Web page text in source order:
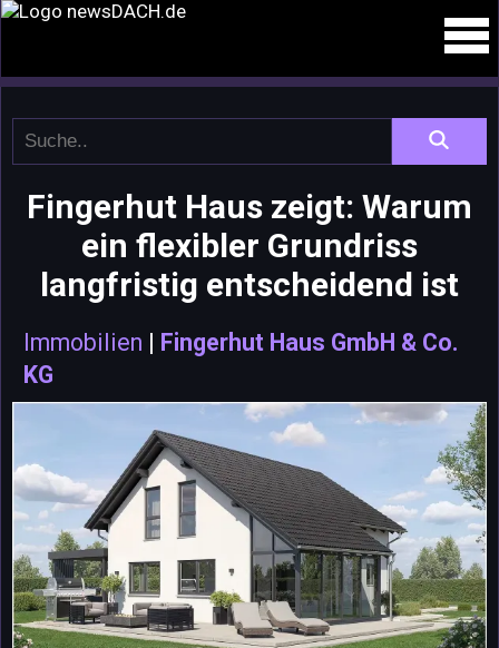
Fingerhut Haus zeigt: Warum
ein flexibler Grundriss
langfristig entscheidend ist
Immobilien | Fingerhut Haus GmbH & Co.
KG